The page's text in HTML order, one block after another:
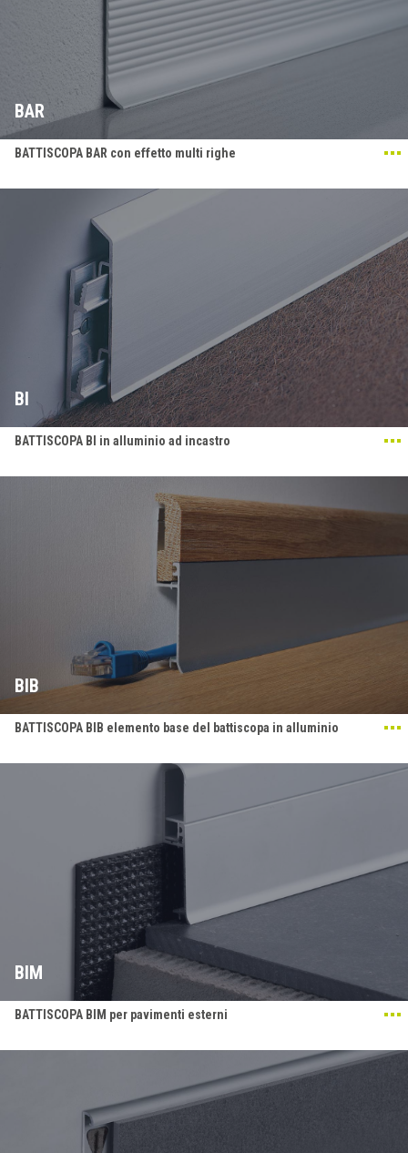
BAR
BATTISCOPA BAR con effetto multi righe
BI
BATTISCOPA BI in alluminio ad incastro
BIB
BATTISCOPA BIB elemento base del battiscopa in alluminio
BIM
BATTISCOPA BIM per pavimenti esterni